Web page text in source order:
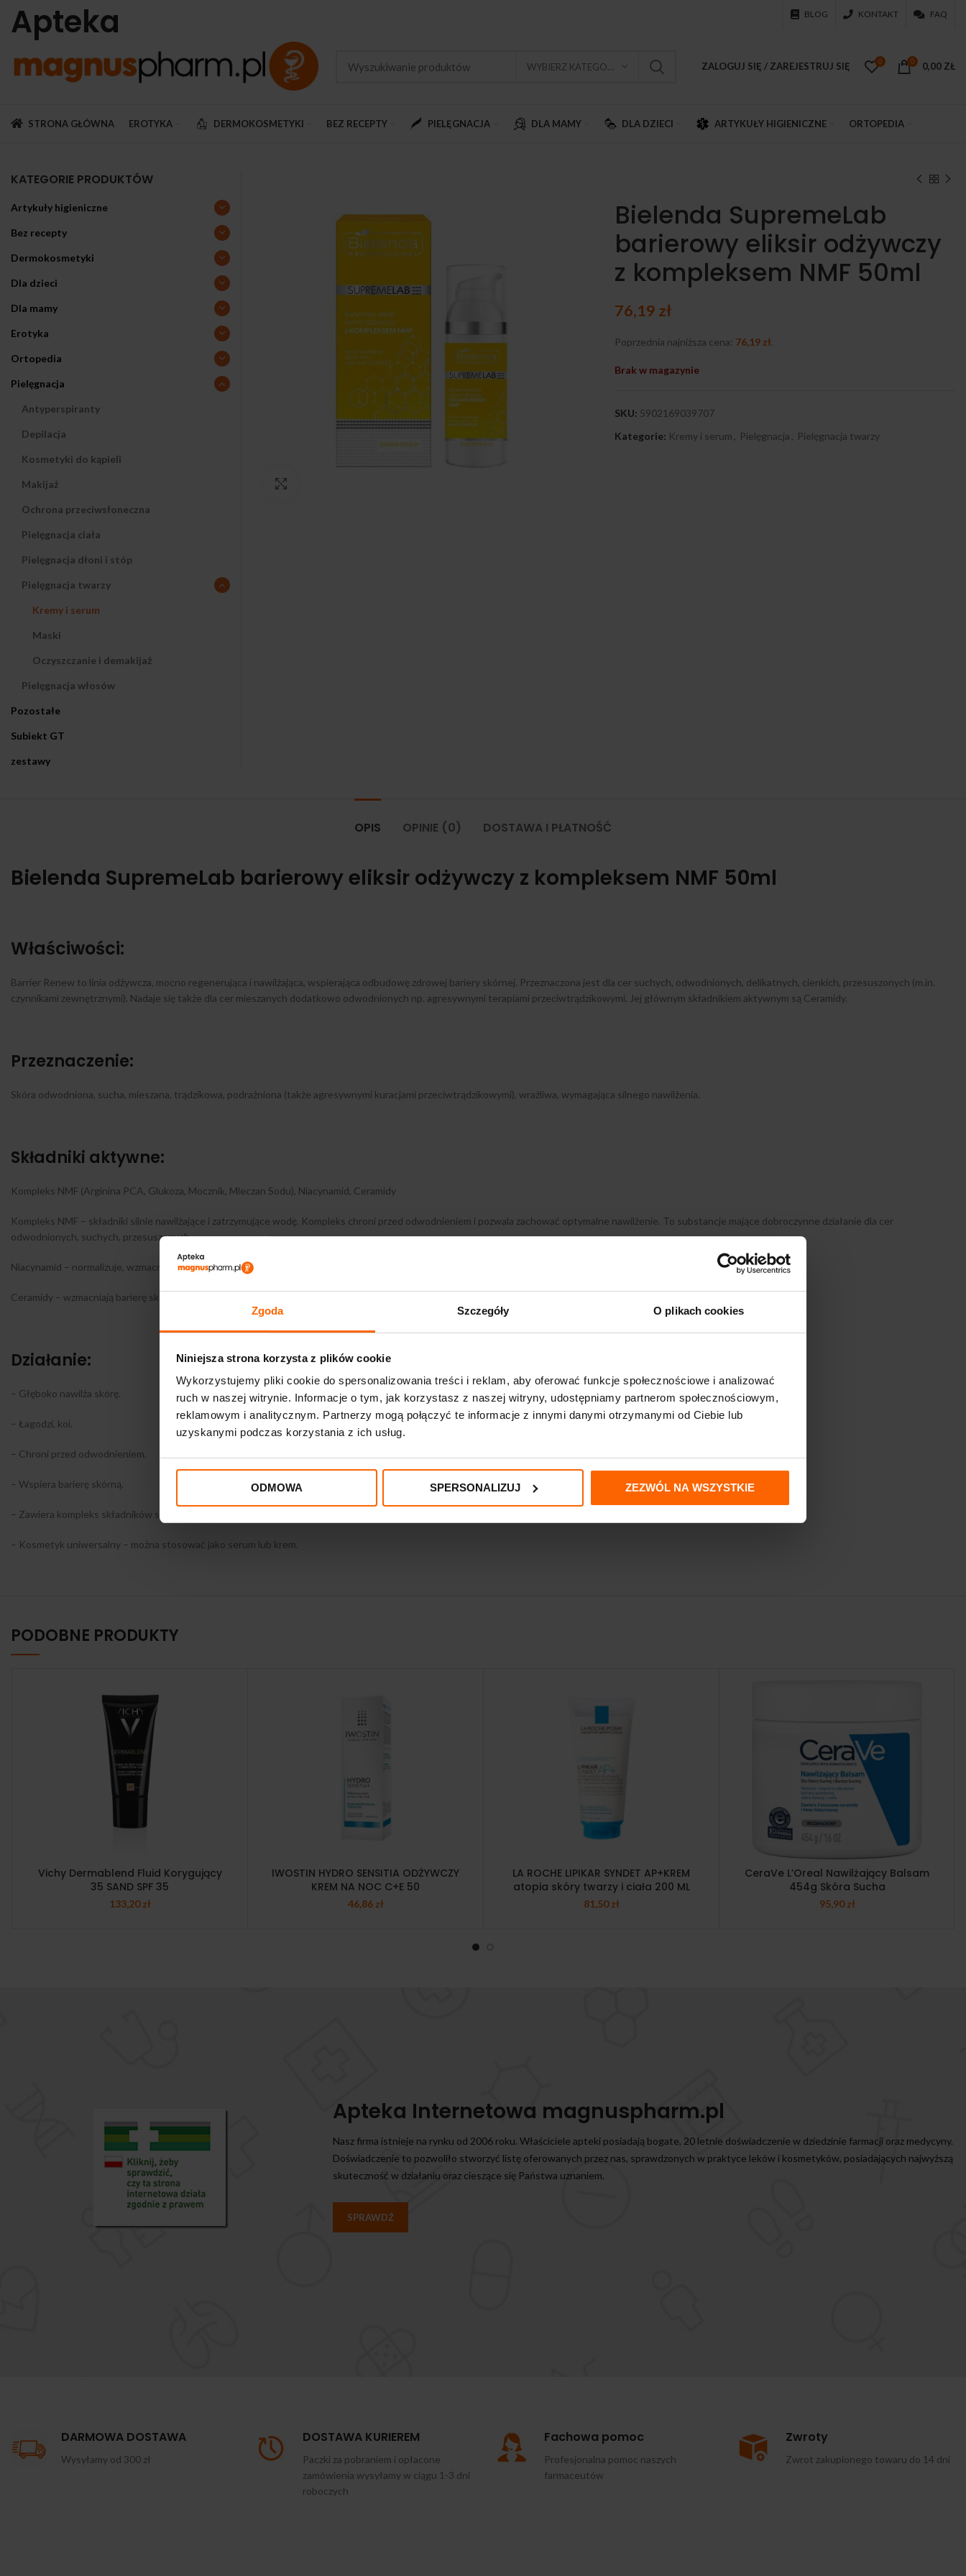
Zgoda Szczegóły O plikach cookies
Niniejsza strona korzysta z plików cookie
Wykorzystujemy pliki cookie do spersonalizowania treści i reklam, aby oferować funkcje społecznościowe i analizować
ruch w naszej witrynie. Informacje o tym, jak korzystasz z naszej witryny, udostępniamy partnerom społecznościowym,
reklamowym i analitycznym. Partnerzy mogą połączyć te informacje z innymi danymi otrzymanymi od Ciebie lub
uzyskanymi podczas korzystania z ich usług.
ODMOWA SPERSONALIZUJ ZEZWÓL NA WSZYSTKIE
Apteka BLOG KONTAKT FAQ
WYBIERZ KATEGORIĘ ZALOGUJ SIĘ / ZAREJESTRUJ SIĘ 0 0 0,00 ZŁ
STRONA GŁÓWNA EROTYKA DERMOKOSMETYKI BEZ RECEPTY PIELĘGNACJA DLA MAMY DLA DZIECI ARTYKUŁY HIGIENICZNE ORTOPEDIA
Bielenda SupremeLab
barierowy eliksir odżywczy
z kompleksem NMF 50ml
76,19 zł
Poprzednia najniższa cena: 76,19 zł.
Brak w magazynie
SKU: 5902169039707
Kategorie: Kremy i serum Pielęgnacja Pielęgnacja twarzy
KATEGORIE PRODUKTÓW
Artykuły higieniczne
Bez recepty
Dermokosmetyki
Dla dzieci
Dla mamy
Erotyka
Ortopedia
Pielęgnacja
Antyperspiranty
Depilacja
Kosmetyki do kąpieli
Makijaż
Ochrona przeciwsłoneczna
Pielęgnacja ciała
Pielęgnacja dłoni i stóp
Pielęgnacja twarzy
Kremy i serum
Maski
Oczyszczanie i demakijaż
Pielęgnacja włosów
Pozostałe
Subiekt GT
zestawy
OPIS OPINIE (0) DOSTAWA I PŁATNOŚĆ
Bielenda SupremeLab barierowy eliksir odżywczy z kompleksem NMF 50ml
Właściwości:
Barrier Renew to linia odżywcza, mocno regenerująca i nawilżająca, wspierająca odbudowę zdrowej bariery skórnej. Przeznaczona jest dla cer suchych, odwodnionych, delikatnych, cienkich, przesuszonych (m.in.
czynnikami zewnętrznymi). Nadaje się także dla cer mieszanych dodatkowo odwodnionych np. agresywnymi terapiami przeciwtrądzikowymi. Jej głównym składnikiem aktywnym są Ceramidy.
Przeznaczenie:
Skóra odwodniona, sucha, mieszana, trądzikowa, podrażniona (także agresywnymi kuracjami przeciwtrądzikowymi), wrażliwa, wymagająca silnego nawilżenia.
Składniki aktywne:
Kompleks NMF (Arginina PCA, Glukoza, Mocznik, Mleczan Sodu), Niacynamid, Ceramidy
Kompleks NMF – składniki silnie nawilżające i zatrzymujące wodę. Kompleks chroni przed odwodnieniem i pozwala zachować optymalne nawilżenie. To substancje mające dobroczynne działanie dla cer
odwodnionych, suchych, przesuszonych
Niacynamid – normalizuje, wzmacnia barierę hydrolipidową, koi, łagodzi stany zapalne
Ceramidy – wzmacniają barierę skórną, wspomagają nawilżenie i odżywienie. Zwiększają jędrność i elastyczność.
Działanie:
– Głęboko nawilża skórę.
– Łagodzi, koi.
– Chroni przed odwodnieniem.
– Wspiera barierę skórną.
– Zawiera kompleks składników silnie nawilżających, które występują naturalnie w skórze.
– Kosmetyk uniwersalny – można stosować jako serum lub krem.
PODOBNE PRODUKTY
Vichy Dermablend Fluid Korygujący
35 SAND SPF 35
133,20zł
IWOSTIN HYDRO SENSITIA ODŻYWCZY
KREM NA NOC C+E 50
46,86 zł
LA ROCHE LIPIKAR SYNDET AP+KREM
atopia skóry twarzy i ciała 200 ML
81,50zł
CeraVe L’Oreal Nawilżający Balsam
454g Skóra Sucha
95,90zł
Apteka Internetowa magnuspharm.pl
Nasz firma istnieje na rynku od 2006 roku. Właściciele apteki posiadają bogate, 20 letnie doświadczenie w dziedzinie farmacji oraz medycyny.
Doświadczenie to pozwoliło stworzyć listę oferowanych przez nas, sprawdzonych w praktyce leków i kosmetyków, posiadających najwyższą
skuteczność w działaniu oraz cieszące się Państwa uznaniem.
SPRAWDŹ
DARMOWA DOSTAWA
Wysyłamy od 300 zł
DOSTAWA KURIEREM
Paczki za pobraniem i opłacone
zamówienia wysyłamy w ciągu 1-3 dni
roboczych
Fachowa pomoc
Profesjonalna pomoc naszych
farmaceutów
Zwroty
Zwrot zakupionego towaru do 14 dni